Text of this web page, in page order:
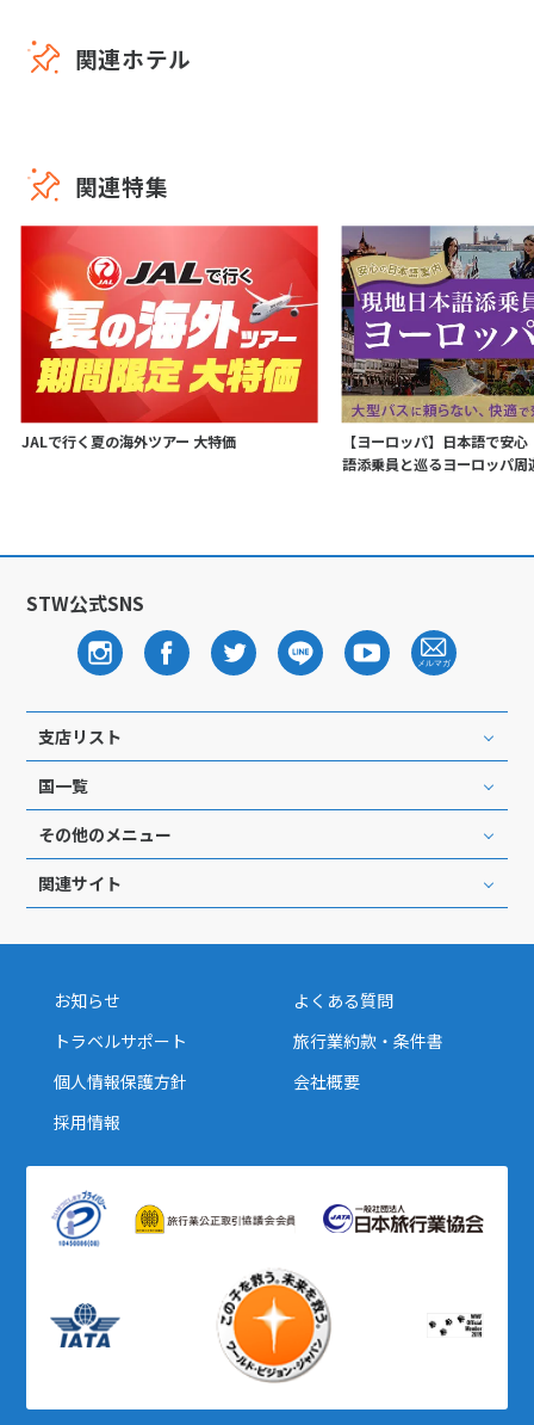
関連ホテル
関連特集
JALで行く夏の海外ツアー 大特価
【ヨーロッパ】日本語で安
語添乗員と巡るヨーロッパ周
STW公式SNS
支店リスト
国一覧
その他のメニュー
関連サイト
お知らせ
よくある質問
トラベルサポート
旅行業約款・条件書
個人情報保護方針
会社概要
採用情報